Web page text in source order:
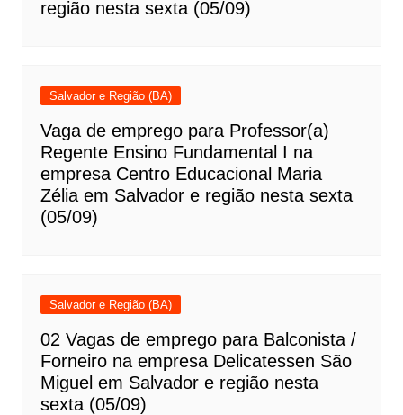
região nesta sexta (05/09)
Salvador e Região (BA)
Vaga de emprego para Professor(a)
Regente Ensino Fundamental I na
empresa Centro Educacional Maria
Zélia em Salvador e região nesta sexta
(05/09)
Salvador e Região (BA)
02 Vagas de emprego para Balconista /
Forneiro na empresa Delicatessen São
Miguel em Salvador e região nesta
sexta (05/09)